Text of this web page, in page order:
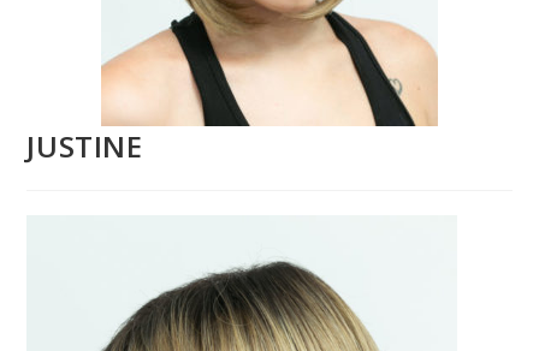
JUSTINE